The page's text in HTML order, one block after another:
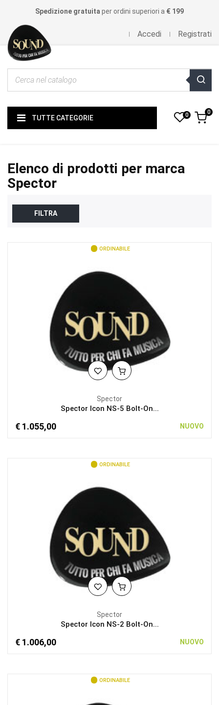
Spedizione gratuita per ordini superiori a € 199
Accedi Registrati
TUTTE CATEGORIE 0 0
Elenco di prodotti per marca
Spector
FILTRA
ORDINABILE
Spector
Spector Icon NS-5 Bolt-On...
€ 1.055,00 NUOVO
ORDINABILE
Spector
Spector Icon NS-2 Bolt-On...
€ 1.006,00 NUOVO
ORDINABILE